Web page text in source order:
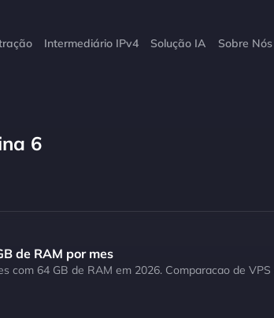
Intermediário IPv4 Solução IA Sobre Nós
6
de RAM por mes
com 64 GB de RAM em 2026. Comparacao de